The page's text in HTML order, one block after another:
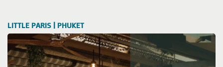
LITTLE PARIS | PHUKET